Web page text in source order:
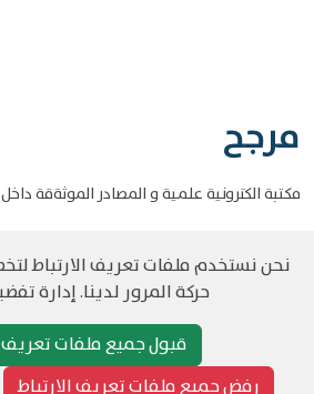
مرجح
مكتبة الكترونية علمية و المصادر الموثةقة
حقوق الطبع والنشر مرجح جميع الحقوق
نحن نستخدم ملفات تعريف الارتباط
حركة المرور لدينا. إدارة
قبول جميع ملفات تعريف
رفض جميع ملفات تعريف الارتباط